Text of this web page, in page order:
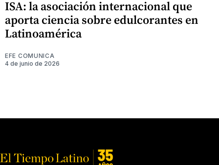
ISA: la asociación internacional que
aporta ciencia sobre edulcorantes en
Latinoamérica
EFE COMUNICA
4 de junio de 2026